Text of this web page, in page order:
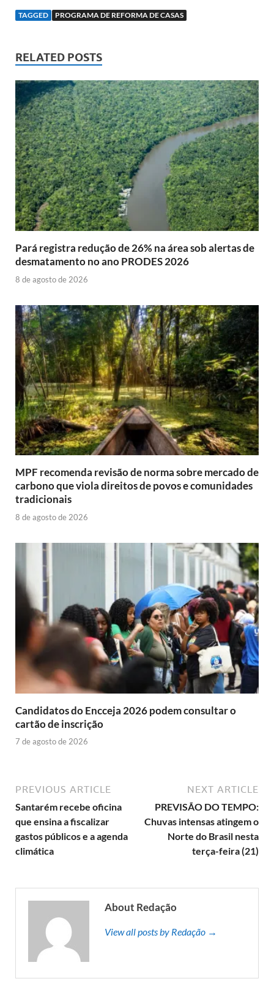
TAGGED PROGRAMA DE REFORMA DE CASAS
RELATED POSTS
Pará registra redução de 26% na área sob alertas de
desmatamento no ano PRODES 2026
8 de agosto de 2026
MPF recomenda revisão de norma sobre mercado de
carbono que viola direitos de povos e comunidades
tradicionais
8 de agosto de 2026
Candidatos do Encceja 2026 podem consultar o
cartão de inscrição
7 de agosto de 2026
PREVIOUS ARTICLE
Santarém recebe oficina
que ensina a fiscalizar
gastos públicos e a agenda
climática
NEXT ARTICLE
PREVISÃO DO TEMPO:
Chuvas intensas atingem o
Norte do Brasil nesta
terça-feira (21)
About Redação
View all posts by Redação →